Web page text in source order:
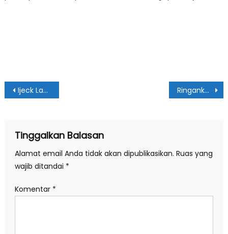
Navigasi
Ijeck Lantik Pengkot TI Sibolga Ringankan Beban Masyarakat, Pemko Medan Diminta Berikan Insentif Fiskal PBB
Tinggalkan Balasan
Alamat email Anda tidak akan dipublikasikan. Ruas yang
wajib ditandai *
Komentar *